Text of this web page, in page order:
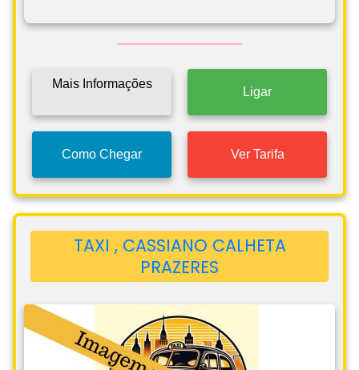
Mais Informações
Ligar
Como Chegar Ver Tarifa
TAXI , CASSIANO CALHETA
PRAZERES